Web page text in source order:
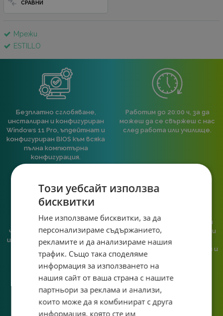
СРАВНИ
Мрежи
ESTILLO
Безплатно сглобяване,
инсталиран и конфигуриран
Windows 11 Pro, ъпдейтнат и
конфигуриран BIOS към всяка
пълна компютърна
конфигурация.
Работим до 20:00 ч, за да
можеш да се свържеш с нас
след работа или училище.
При нас говориш с реален
човек, не с чатбот, когато
имаш нужда от консултация
или справяне с проблем.
Сглобяваме, поддържаме и
обслужваме. Като магазин и
сервиз на едно място
гарантираме бърза реакция и
познаване на твоята
система.
Този уебсайт използва
бисквитки
Ние използваме бисквитки, за да
персонализираме съдържанието,
рекламите и да анализираме нашия
трафик. Също така споделяме
информация за използването на
нашия сайт от ваша страна с нашите
партньори за реклама и анализи,
които може да я комбинират с друга
информация, която сте им